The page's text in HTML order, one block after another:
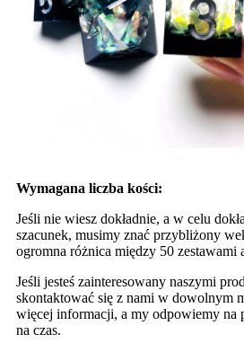
Wymagana liczba kości:
Jeśli nie wiesz dokładnie, a w celu
szacunek, musimy znać przybliżony
ogromna różnica między 50 zestawami
Jeśli jesteś zainteresowany naszymi
skontaktować się z nami w dowolnym
więcej informacji, a my odpowiemy na
na czas.